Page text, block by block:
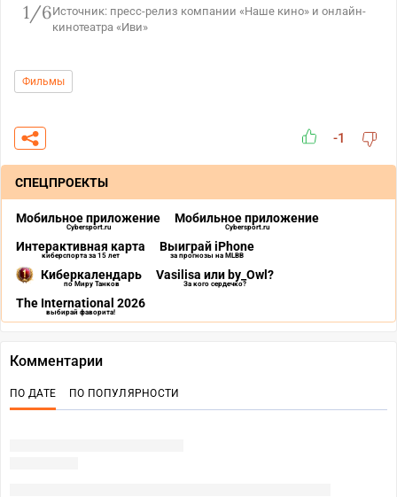
1/6Источник: пресс-релиз компании «Наше кино» и онлайн-
кинотеатра «Иви»
Фильмы
-1
СПЕЦПРОЕКТЫ
Мобильное приложение
Cybersport.ru
Мобильное приложение
Cybersport.ru
Интерактивная карта
киберспорта за 15 лет
Выиграй iPhone
за прогнозы на MLBB
Киберкалендарь
по Миру Танков
Vasilisa или by_Owl?
За кого сердечко?
The International 2026
выбирай фаворита!
Комментарии
ПО ДАТЕ ПО ПОПУЛЯРНОСТИ